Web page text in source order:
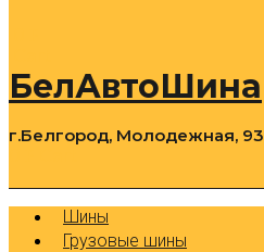
БелАвтоШина
г.Белгород, Молодежная, 93
Шины
Грузовые шины